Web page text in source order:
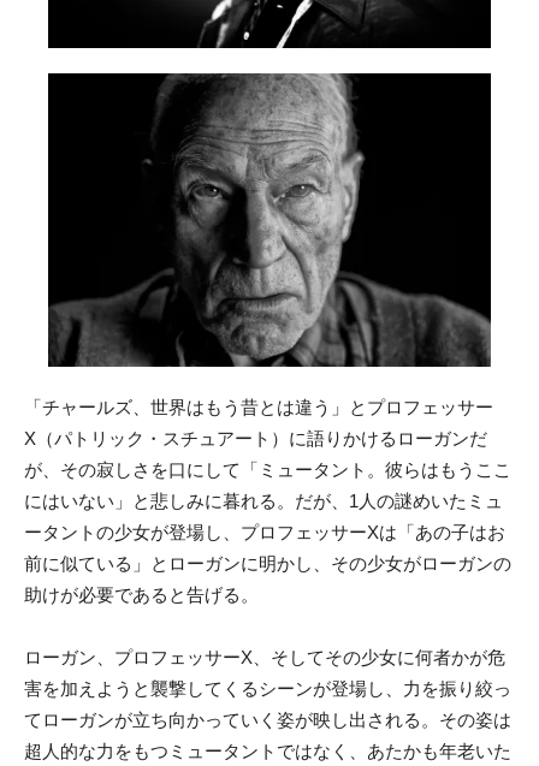
「チャールズ、世界はもう昔とは違う」とプロフェッサー
X（パトリック・スチュアート）に語りかけるローガンだ
が、その寂しさを口にして「ミュータント。彼らはもうここ
にはいない」と悲しみに暮れる。だが、1人の謎めいたミュ
ータントの少女が登場し、プロフェッサーXは「あの子はお
前に似ている」とローガンに明かし、その少女がローガンの
助けが必要であると告げる。
ローガン、プロフェッサーX、そしてその少女に何者かが危
害を加えようと襲撃してくるシーンが登場し、力を振り絞っ
てローガンが立ち向かっていく姿が映し出される。その姿は
超人的な力をもつミュータントではなく、あたかも年老いた